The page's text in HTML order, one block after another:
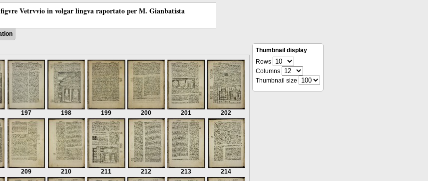
Vetrvvio in volgar lingva raportato per M. Gianbatista
197 198 199 200 201 202
209 210 211 212 213 214
Thumbnail display
Rows
Columns
Thumbnail size